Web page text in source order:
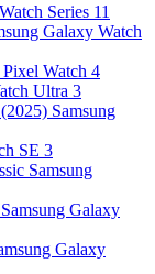
Series 11
Galaxy Watch
Watch 4
Ultra 3
Samsung
SE 3
Samsung
Samsung Galaxy
Galaxy